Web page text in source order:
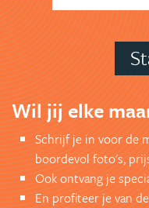
Wil jij elke
Schrijf je in voor de
boordevol foto's,
Ook ontvang je
En profiteer je van